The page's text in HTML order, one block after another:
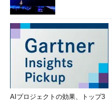
AIプロジェクトの効果、トップ3